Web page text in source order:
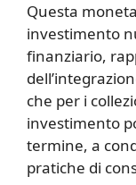
Questa
investimento
finanziario,
che per i
investimento
termine, a
pratiche di